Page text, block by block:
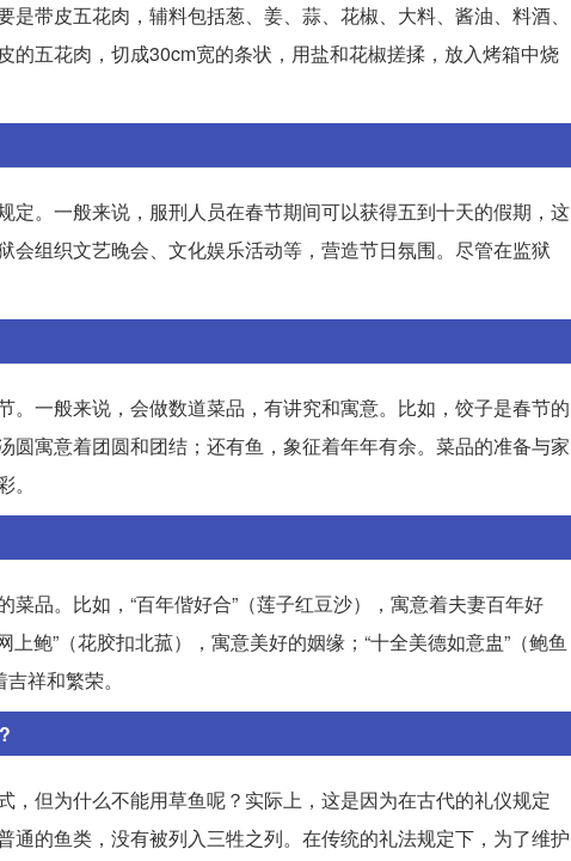
带皮五花肉，辅料包括葱、姜、蒜、花椒、大料、酱油、料酒、
五花肉，切成30cm宽的条状，用盐和花椒搓揉，放入烤箱中烧
。一般来说，服刑人员在春节期间可以获得五到十天的假期，这
组织文艺晚会、文化娱乐活动等，营造节日氛围。尽管在监狱
一般来说，会做数道菜品，有讲究和寓意。比如，饺子是春节的
寓意着团圆和团结；还有鱼，象征着年年有余。菜品的准备与家
品。比如，“百年偕好合”（莲子红豆沙），寓意着夫妻百年好
鲍”（花胶扣北菰），寓意美好的姻缘；“十全美德如意盅”（鲍鱼
祥和繁荣。
但为什么不能用草鱼呢？实际上，这是因为在古代的礼仪规定
的鱼类，没有被列入三牲之列。在传统的礼法规定下，为了维护